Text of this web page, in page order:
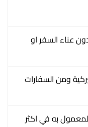
عناء السفر او
ومن السفارات
به في اكثر